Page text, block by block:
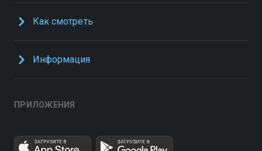
Как смотреть
Информация
ПРИЛОЖЕНИЯ